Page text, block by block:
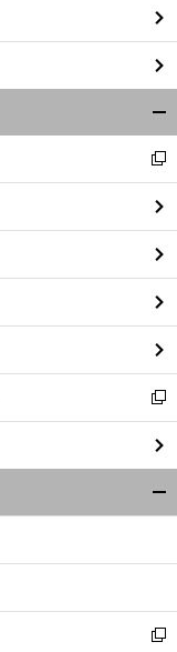
閉
る
新
し
い
ウ
ィ
ン
ド
ウ
で
開
く
新
し
い
ウ
ィ
ン
ウ
開
く
新